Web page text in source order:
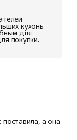
кухонь
для
покупки.
а она